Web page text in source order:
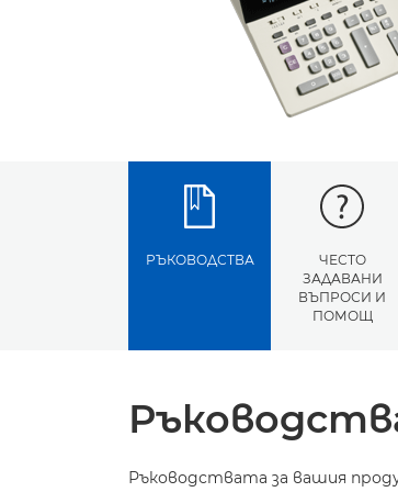
РЪКОВОДСТВА
ЧЕСТО
ЗАДАВАНИ
ВЪПРОСИ И
ПОМОЩ
Ръководствата за вашия